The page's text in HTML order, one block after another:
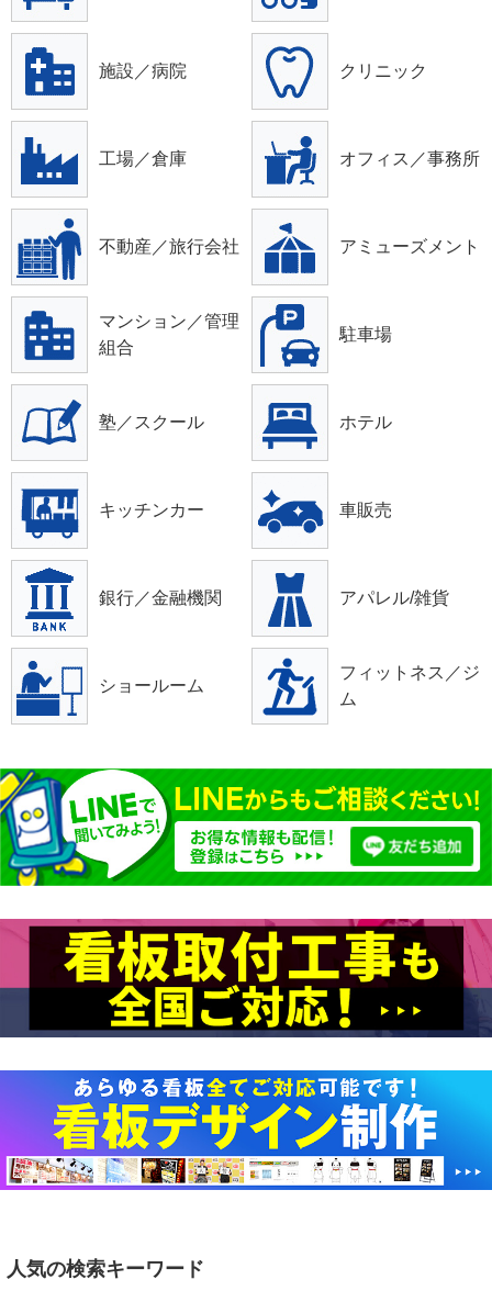
施設／病院 クリニック
工場／倉庫 オフィス／事務所
不動産／旅行会社 アミューズメント
マンション／管理
組合
駐車場
塾／スクール ホテル
キッチンカー 車販売
銀行／金融機関 アパレル/雑貨
ショールーム
フィットネス／ジ
ム
人気の検索キーワード